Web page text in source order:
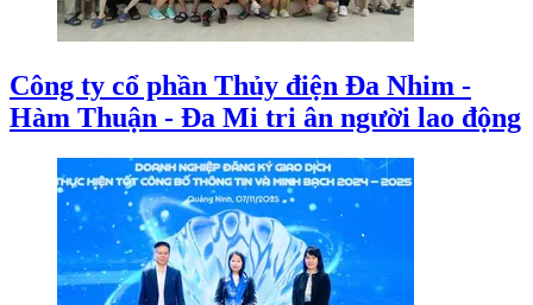
Công ty cổ phần Thủy điện Đa Nhim -
Hàm Thuận - Đa Mi tri ân người lao động